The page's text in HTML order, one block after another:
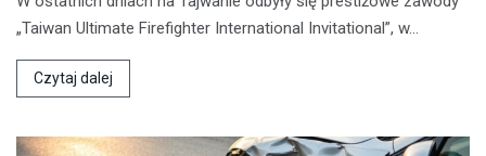
„Taiwan Ultimate Firefighter International Invitational”, w…
Czytaj dalej